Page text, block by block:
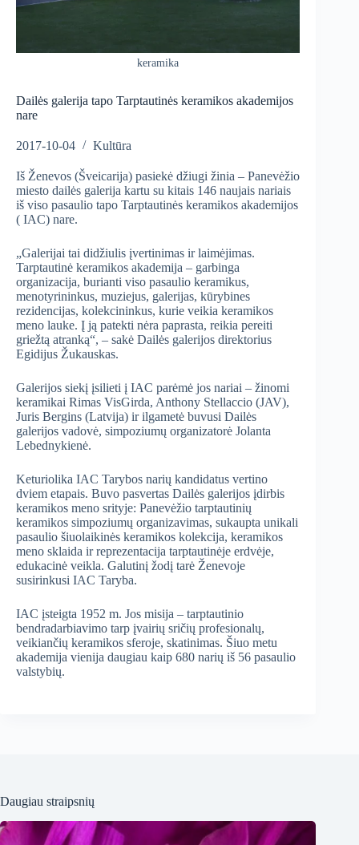
keramika
Dailės galerija tapo Tarptautinės keramikos akademijos
nare
2017-10-04 Kultūra
Iš Ženevos (Šveicarija) pasiekė džiugi žinia – Panevėžio
miesto dailės galerija kartu su kitais 146 naujais nariais
iš viso pasaulio tapo Tarptautinės keramikos akademijos
( IAC) nare.
„Galerijai tai didžiulis įvertinimas ir laimėjimas.
Tarptautinė keramikos akademija – garbinga
organizacija, burianti viso pasaulio keramikus,
menotyrininkus, muziejus, galerijas, kūrybines
rezidencijas, kolekcininkus, kurie veikia keramikos
meno lauke. Į ją patekti nėra paprasta, reikia pereiti
griežtą atranką“, – sakė Dailės galerijos direktorius
Egidijus Žukauskas.
Galerijos siekį įsilieti į IAC parėmė jos nariai – žinomi
keramikai Rimas VisGirda, Anthony Stellaccio (JAV),
Juris Bergins (Latvija) ir ilgametė buvusi Dailės
galerijos vadovė, simpoziumų organizatorė Jolanta
Lebednykienė.
Keturiolika IAC Tarybos narių kandidatus vertino
dviem etapais. Buvo pasvertas Dailės galerijos įdirbis
keramikos meno srityje: Panevėžio tarptautinių
keramikos simpoziumų organizavimas, sukaupta unikali
pasaulio šiuolaikinės keramikos kolekcija, keramikos
meno sklaida ir reprezentacija tarptautinėje erdvėje,
edukacinė veikla. Galutinį žodį tarė Ženevoje
susirinkusi IAC Taryba.
IAC įsteigta 1952 m. Jos misija – tarptautinio
bendradarbiavimo tarp įvairių sričių profesionalų,
veikiančių keramikos sferoje, skatinimas. Šiuo metu
akademija vienija daugiau kaip 680 narių iš 56 pasaulio
valstybių.
Daugiau straipsnių